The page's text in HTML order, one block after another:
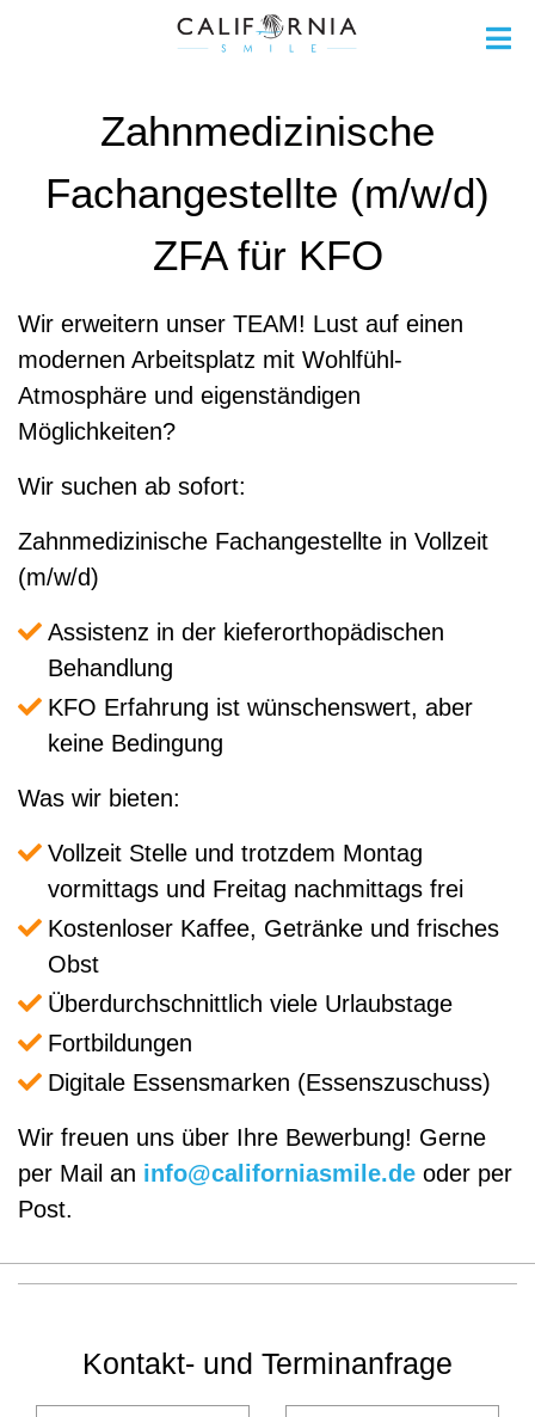
Zahnmedizinische
Fachangestellte (m/w/d)
ZFA für KFO
Wir erweitern unser TEAM! Lust auf einen
modernen Arbeitsplatz mit Wohlfühl-
Atmosphäre und eigenständigen
Möglichkeiten?
Wir suchen ab sofort:
Zahnmedizinische Fachangestellte in Vollzeit
(m/w/d)
Assistenz in der kieferorthopädischen
Behandlung
KFO Erfahrung ist wünschenswert, aber
keine Bedingung
Was wir bieten:
Vollzeit Stelle und trotzdem Montag
vormittags und Freitag nachmittags frei
Kostenloser Kaffee, Getränke und frisches
Obst
Überdurchschnittlich viele Urlaubstage
Fortbildungen
Digitale Essensmarken (Essenszuschuss)
Wir freuen uns über Ihre Bewerbung! Gerne
per Mail an info@californiasmile.de oder per
Post.
Kontakt- und Terminanfrage